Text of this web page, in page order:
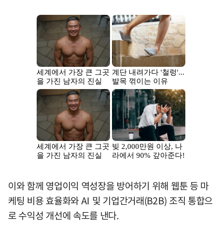
이와 함께 영업이익 역성장을 방어하기 위해 웹툰 등 마
케팅 비용 효율화와 AI 및 기업간거래(B2B) 조직 통합으
로 수익성 개선에 속도를 낸다.